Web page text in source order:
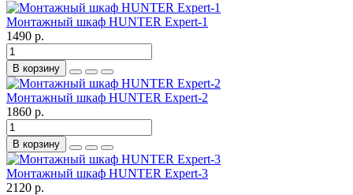
Монтажный шкаф HUNTER Expert-1
1490 р.
В корзину
Монтажный шкаф HUNTER Expert-2
1860 р.
В корзину
Монтажный шкаф HUNTER Expert-3
2120 р.